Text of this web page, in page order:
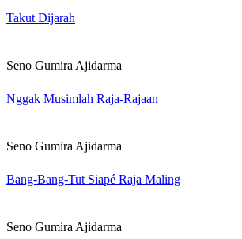
Takut Dijarah
Seno Gumira Ajidarma
Nggak Musimlah Raja-Rajaan
Seno Gumira Ajidarma
Bang-Bang-Tut Siapé Raja Maling
Seno Gumira Ajidarma